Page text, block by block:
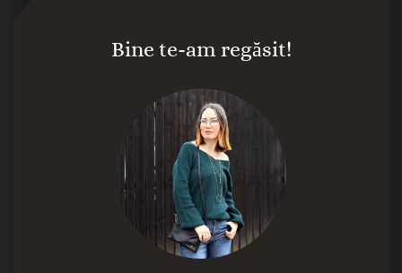
Bine te-am regăsit!